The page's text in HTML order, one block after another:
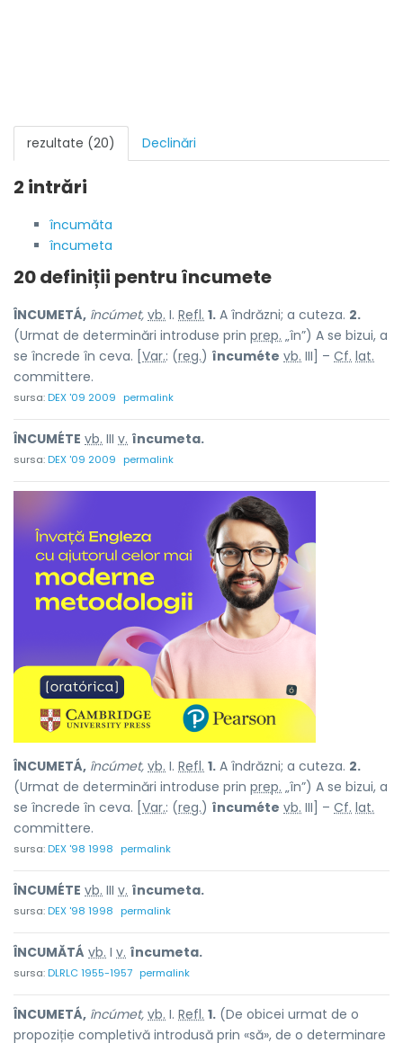
rezultate (20) Declinări
2 intrări
încumăta
încumeta
20 definiții pentru încumete
ÎNCUMETÁ, încúmet, vb. I. Refl. 1. A îndrăzni; a cuteza. 2.
(Urmat de determinări introduse prin prep. „în”) A se bizui, a
se încrede în ceva. [ Var.: (reg.) încuméte vb. III] – Cf. lat.
committere.
sursa:DEX '09 2009 permalink
ÎNCUMÉTE vb. III v. încumeta.
sursa:DEX '09 2009 permalink
ÎNCUMETÁ, încúmet, vb. I. Refl. 1. A îndrăzni; a cuteza. 2.
(Urmat de determinări introduse prin prep. „în”) A se bizui, a
se încrede în ceva. [ Var.: (reg.) încuméte vb. III] – Cf. lat.
committere.
sursa:DEX '98 1998 permalink
ÎNCUMÉTE vb. III v. încumeta.
sursa:DEX '98 1998 permalink
ÎNCUMĂTÁ vb. I v. încumeta.
sursa:DLRLC 1955-1957 permalink
ÎNCUMETÁ, încúmet, vb. I. Refl. 1. (De obicei urmat de o
propoziție completivă introdusă prin «să», de o determinare